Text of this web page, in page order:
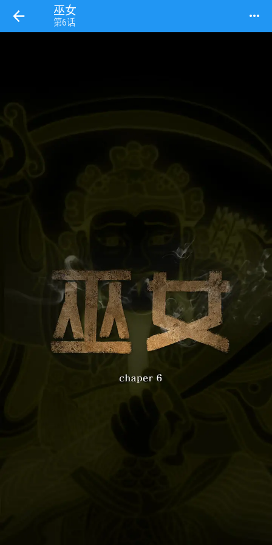
巫女
第6话 more_horiz